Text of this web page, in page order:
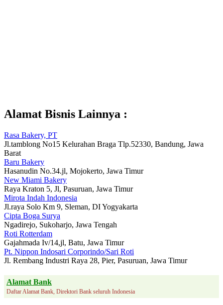
Alamat Bisnis Lainnya :
Rasa Bakery, PT
Jl.tamblong No15 Kelurahan Braga Tlp.52330, Bandung, Jawa
Barat
Baru Bakery
Hasanudin No.34.jl, Mojokerto, Jawa Timur
New Miami Bakery
Raya Kraton 5, Jl, Pasuruan, Jawa Timur
Mirota Indah Indonesia
Jl.raya Solo Km 9, Sleman, DI Yogyakarta
Cipta Boga Surya
Ngadirejo, Sukoharjo, Jawa Tengah
Roti Rotterdam
Gajahmada Iv/14,jl, Batu, Jawa Timur
Pt. Nippon Indosari Corporindo/Sari Roti
Jl. Rembang Industri Raya 28, Pier, Pasuruan, Jawa Timur
Alamat Bank
Daftar Alamat Bank, Direktori Bank seluruh Indonesia